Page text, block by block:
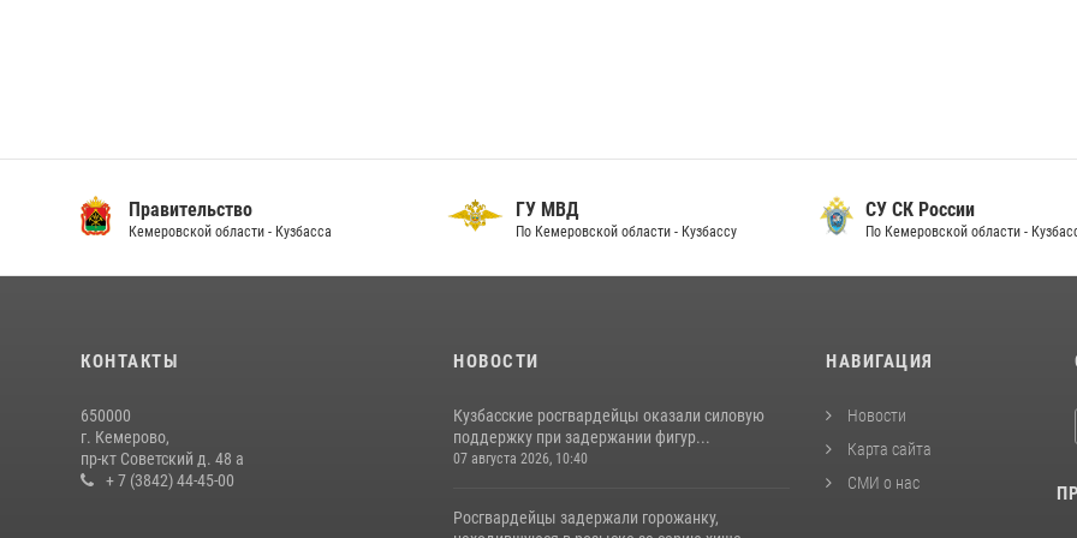
Правительство
Кемеровской области - Кузбасса
ГУ МВД
По Кемеровской области - Кузбассу
СУ СК России
По Кемеровской области -
КОНТАКТЫ
650000
г. Кемерово,
пр-кт Советский д. 48 а
+ 7 (3842) 44-45-00
НОВОСТИ
Кузбасские росгвардейцы оказали силовую
поддержку при задержании фигур...
07 августа 2026, 10:40
Росгвардейцы задержали горожанку,
НАВИГАЦИЯ
Новости
Карта сайта
СМИ о нас